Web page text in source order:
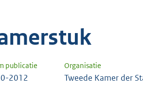
publicatie Organisatie
2012 Tweede Kamer der